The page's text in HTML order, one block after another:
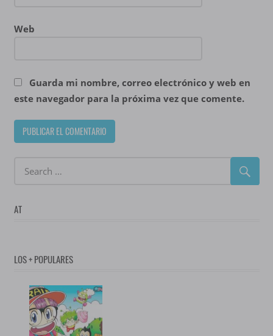
Web
Guarda mi nombre, correo electrónico y web en
este navegador para la próxima vez que comente.
AT
LOS + POPULARES